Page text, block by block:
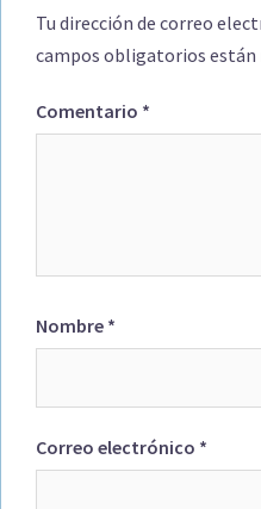
Tu dirección de correo
campos obligatorios están
Comentario *
Nombre *
Correo electrónico *